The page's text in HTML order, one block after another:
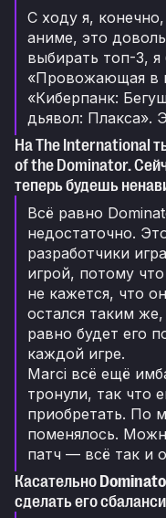
С ходу я,
аниме, это
выбирать топ-3,
«Провожающая в
«Киберпанк:
дьявол: Плакса».
На The International
of the Dominator.
теперь будешь
Всё равно
недостаточно.
разработчики
игрой, потому
не кажется, что
остался таким
равно будет его
каждой игре.
Marci всё ещё
тронули, так что
приобретать. По
поменялось.
патч — всё так и
Касательно Dominato
сделать его